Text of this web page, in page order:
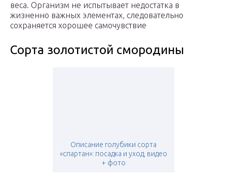
веса. Организм не испытывает недостатка в
жизненно важных элементах, следовательно
сохраняется хорошее самочувствие
Сорта золотистой смородины
Описание голубики сорта
«спартан»: посадка и уход, видео
+ фото